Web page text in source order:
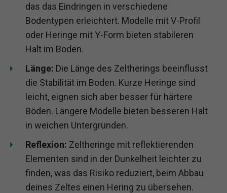
das das Eindringen in verschiedene
Bodentypen erleichtert. Modelle mit V-Profil
oder Heringe mit Y-Form bieten stabileren
Halt im Boden.
Länge: Die Länge des Zeltherings beeinflusst
die Stabilität im Boden. Kurze Heringe sind
leicht, eignen sich aber besser für härtere
Böden. Längere Modelle bieten besseren Halt
in weichen Untergründen.
Reflexion: Zeltheringe mit reflektierenden
Elementen sind in der Dunkelheit leichter zu
finden, was das Risiko reduziert, beim Abbau
deines Zeltes einen Hering zu übersehen.